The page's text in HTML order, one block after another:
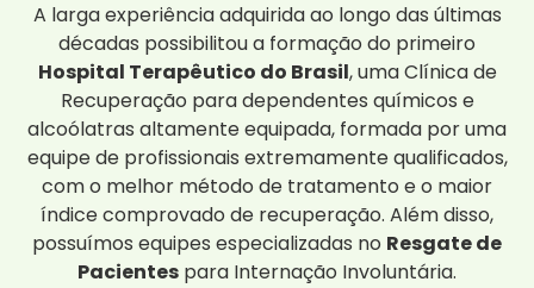
A larga experiência adquirida ao longo das últimas
décadas possibilitou a formação do primeiro
Hospital Terapêutico do Brasil, uma Clínica de
Recuperação para dependentes químicos e
alcoólatras altamente equipada, formada por uma
equipe de profissionais extremamente qualificados,
com o melhor método de tratamento e o maior
índice comprovado de recuperação. Além disso,
possuímos equipes especializadas no Resgate de
Pacientes para Internação Involuntária.